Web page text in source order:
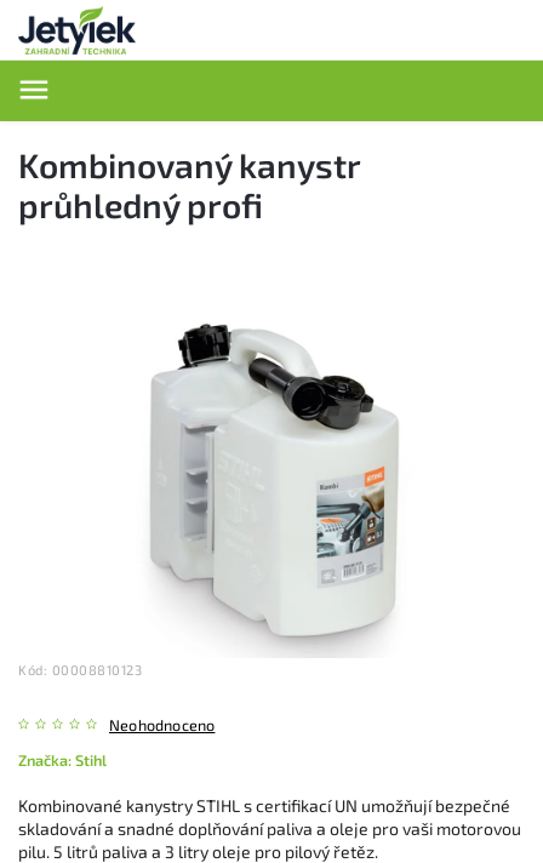
Kombinovaný kanystr
průhledný profi
Kód: 00008810123
Neohodnoceno
Značka:Stihl
Kombinované kanystry STIHL s certifikací UN umožňují bezpečné
skladování a snadné doplňování paliva a oleje pro vaši motorovou
pilu. 5 litrů paliva a 3 litry oleje pro pilový řetěz.